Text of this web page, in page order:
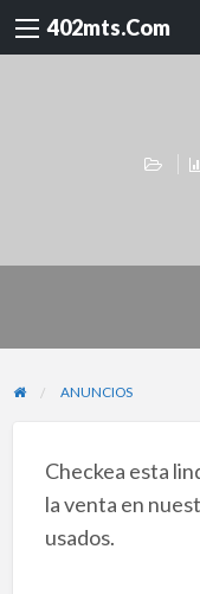
402mts.Com
ANUNCIOS
Checkea esta
la venta en
usados.